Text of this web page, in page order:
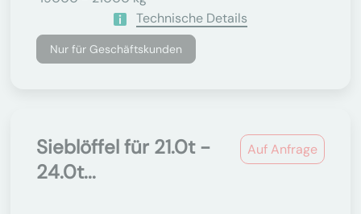
Technische Details
Nur für Geschäftskunden
Auf Anfrage
Sieblöffel für 21.0t -
24.0t...